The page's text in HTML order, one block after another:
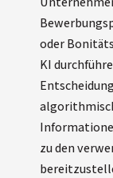
oder
KI
zu den